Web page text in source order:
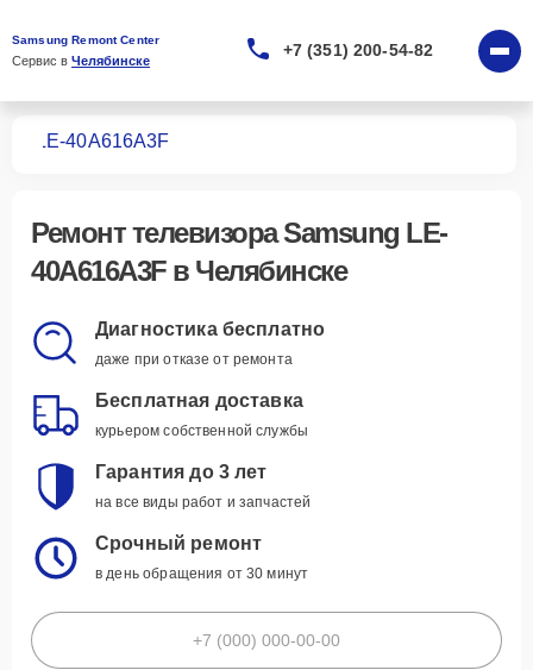
Samsung Remont Center
Сервис в Челябинске
+7 (351) 200-54-82
LE-40A616A3F
Ремонттелевизора Samsung LE-
40A616A3Fв Челябинске
Диагностика бесплатно
даже при отказе от ремонта
Бесплатная доставка
курьером собственной службы
Гарантия до 3 лет
на все виды работ и запчастей
Срочный ремонт
в день обращения от 30 минут